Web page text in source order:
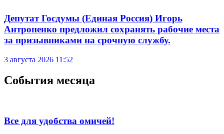
Депутат Госдумы (Единая Россия) Игорь
Антропенко предложил сохранять рабочие места
за призывниками на срочную службу.
3 августа 2026 11:52
События месяца
Все для удобства омичей!